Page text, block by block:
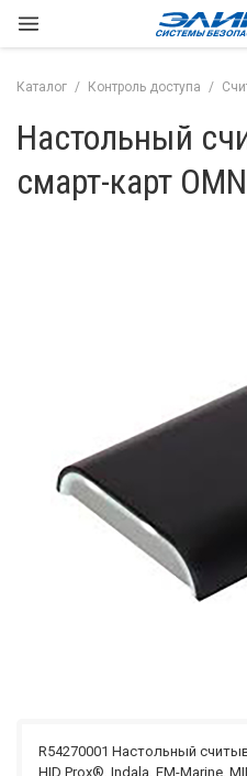
Каталог Контроль доступа
Настольный
смарт-карт
R54270001 Настольный
HID Prox®, Indala, EM-Marine,